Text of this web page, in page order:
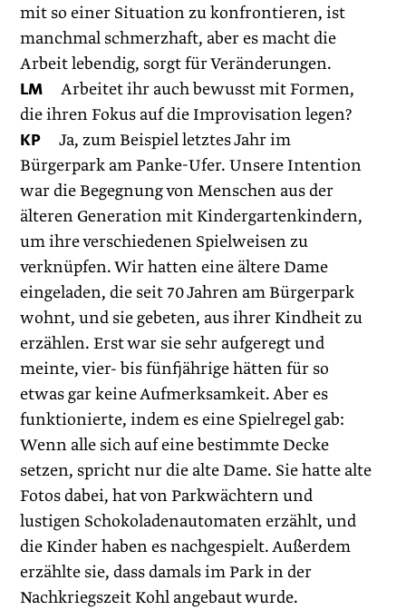
mit so einer Situation zu konfrontieren, ist
manchmal schmerzhaft, aber es macht die
Arbeit lebendig, sorgt für Veränderungen.
LM Arbeitet ihr auch bewusst mit Formen,
die ihren Fokus auf die Improvisation legen?
KP Ja, zum Beispiel letztes Jahr im
Bürgerpark am Panke-Ufer. Unsere Intention
war die Begegnung von Menschen aus der
älteren Generation mit Kindergartenkindern,
um ihre verschiedenen Spielweisen zu
verknüpfen. Wir hatten eine ältere Dame
eingeladen, die seit 70 Jahren am Bürgerpark
wohnt, und sie gebeten, aus ihrer Kindheit zu
erzählen. Erst war sie sehr aufgeregt und
meinte, vier- bis fünfjährige hätten für so
etwas gar keine Aufmerksamkeit. Aber es
funktionierte, indem es eine Spielregel gab:
Wenn alle sich auf eine bestimmte Decke
setzen, spricht nur die alte Dame. Sie hatte alte
Fotos dabei, hat von Parkwächtern und
lustigen Schokoladenautomaten erzählt, und
die Kinder haben es nachgespielt. Außerdem
erzählte sie, dass damals im Park in der
Nachkriegszeit Kohl angebaut wurde.